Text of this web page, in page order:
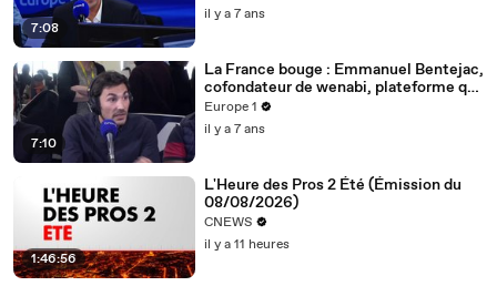
7:08
entreprise
il y a 7 ans
7:10
La France bouge : Emmanuel Bentejac,
cofondateur de wenabi, plateforme qui
permet aux entreprises de s’engager
de manière solidaire
Europe 1
il y a 7 ans
1:46:56
L'Heure des Pros 2 Été (Émission du
08/08/2026)
CNEWS
il y a 11 heures